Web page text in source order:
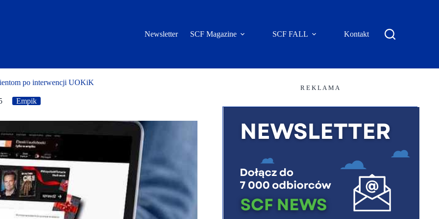
Newsletter SCF Magazine SCF FALL Kontakt
po interwencji UOKiK
Empik
R E K L A M A